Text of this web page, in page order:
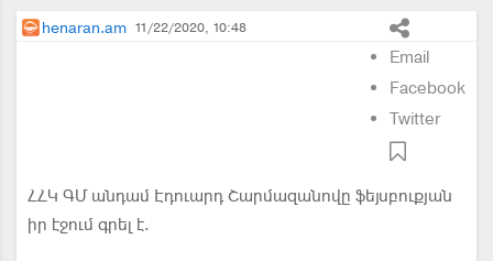
henaran.am 11/22/2020, 10:48
Email
Facebook
Twitter
ՀՀԿ ԳՄ անդամ Էդուարդ Շարմազանովը ֆեյսբուքյան
իր էջում գրել է.